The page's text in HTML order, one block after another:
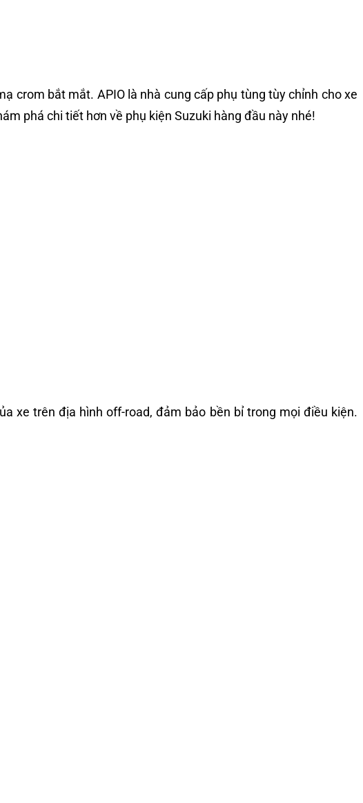
crom bắt mắt. APIO là nhà cung cấp phụ tùng tùy chỉnh cho xe
phá chi tiết hơn về phụ kiện Suzuki hàng đầu này nhé!
xe trên địa hình off-road, đảm bảo bền bỉ trong mọi điều kiện.